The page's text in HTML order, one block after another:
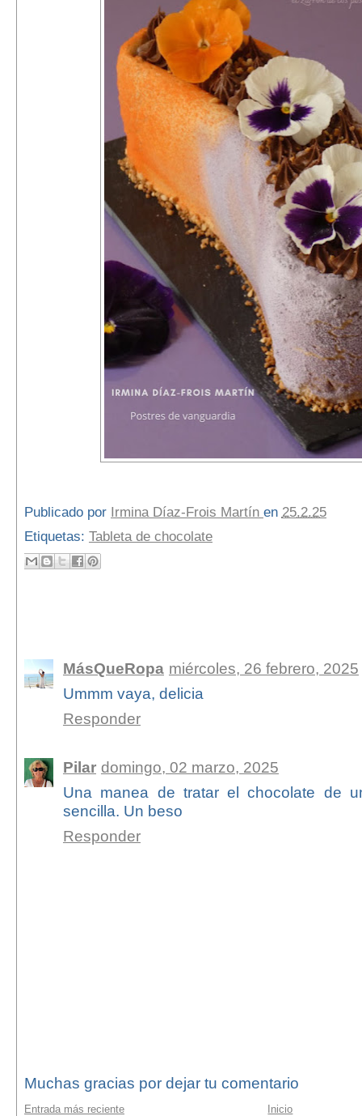
Publicado por Irmina Díaz-Frois Martín en 25.2.25
Etiquetas: Tableta de chocolate
MásQueRopa miércoles, 26 febrero, 2025
Ummm vaya, delicia
Responder
Pilar domingo, 02 marzo, 2025
Una manea de tratar el chocolate de
sencilla. Un beso
Responder
Muchas gracias por dejar tu comentario
Entrada más reciente
Inicio